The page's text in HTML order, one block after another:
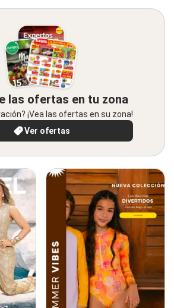
las ofertas en tu zona
¡Vea las ofertas en su zona!
Ver ofertas